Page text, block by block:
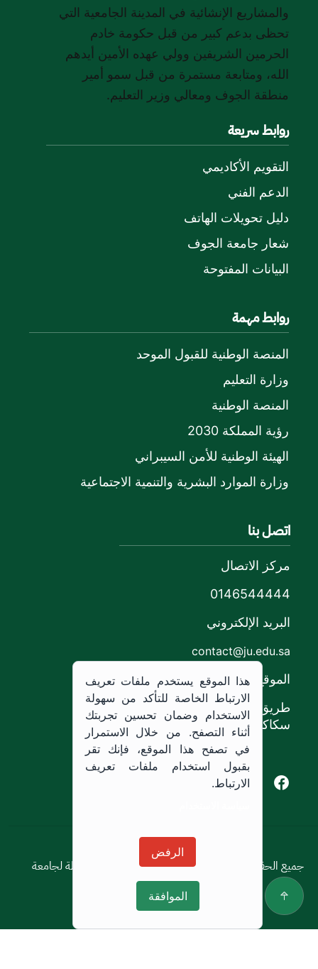
والمشاريع الإنشائية في المدينة الجامعية التي
تحظى بدعم كبير من قبل حكومة خادم
الحرمين الشريفين وولي عهده الأمين أيدهم
الله، ومتابعة مستمرة من قبل سمو أمير
منطقة الجوف ومعالي وزير التعليم.
روابط سريعة
التقويم الأكاديمي
الدعم الفني
دليل تحويلات الهاتف
شعار جامعة الجوف
البيانات المفتوحة
روابط مهمة
المنصة الوطنية للقبول الموحد
وزارة التعليم
المنصة الوطنية
رؤية المملكة 2030
الهيئة الوطنية للأمن السيبراني
وزارة الموارد البشرية والتنمية الاجتماعية
اتصل بنا
مركز الاتصال
0146544444
البريد الإلكتروني
contact@ju.edu.sa
الموقع
طريق الملك خالد،
سكاكا, المملكة العربية السعودية.
Facebook of Jouf University
X of Jouf University
سياسة الاستخدام
جميع الحقوق محفوظة © 2026 جميع الحقوق محفوظة لجامعة
الجوف
هذا الموقع يستخدم ملفات تعريف
الارتباط الخاصة للتأكد من سهولة
الاستخدام وضمان تحسين تجربتك
أثناء التصفح. من خلال الاستمرار
في تصفح هذا الموقع، فإنك تقر
بقبول استخدام ملفات تعريف
الارتباط.
الرفض
الموافقة